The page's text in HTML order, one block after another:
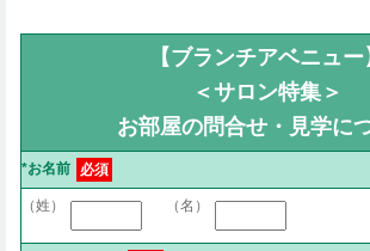
【ブランチアベニュー
＜サロン特集＞
お部屋の問合せ・見学に
*お名前 必須
（姓） （名）